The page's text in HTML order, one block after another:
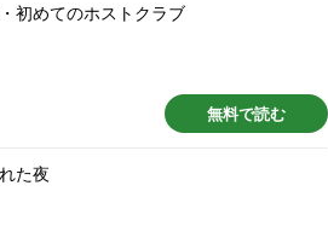
初めてのホストクラブ
無料で読む
た夜